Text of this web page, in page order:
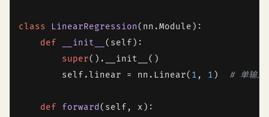
class LinearRegression(nn.Module):
def
__init__ ( self ):
super().__init__()
self .linear = nn.Linear( 1 , 1 ) # 单输入
def forward ( self, x ):